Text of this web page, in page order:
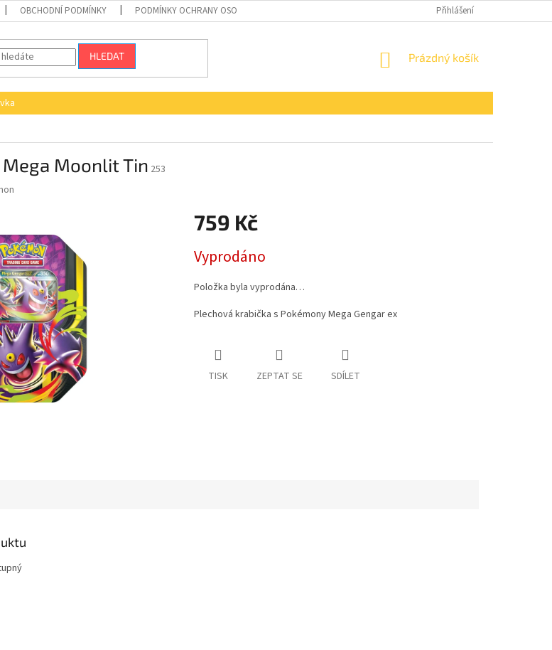
OBCHODNÍ PODMÍNKY PODMÍNKY OCHRANY OSOBNÍCH ÚDAJŮ Přihlášení
HLEDAT
NÁKUPNÍ
Prázdný košík
Mega Moonlit Tin 253
759 Kč
cena:
Vyprodáno
Položka byla vyprodána…
Plechová krabička s Pokémony Mega Gengar ex
TISK ZEPTAT SE SDÍLET